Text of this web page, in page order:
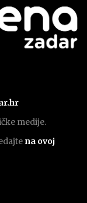
medije.
na ovoj